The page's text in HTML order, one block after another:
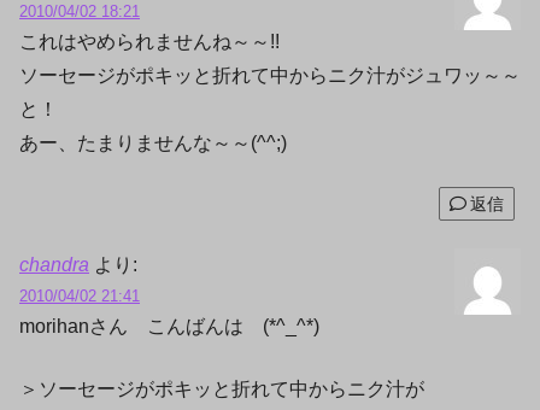
2010/04/02 18:21
これはやめられませんね～～!!
ソーセージがポキッと折れて中からニク汁がジュワッ～～
と！
あー、たまりませんな～～(^^;)
返信
chandra より:
2010/04/02 21:41
morihanさん こんばんは (*^_^*)
＞ソーセージがポキッと折れて中からニク汁が